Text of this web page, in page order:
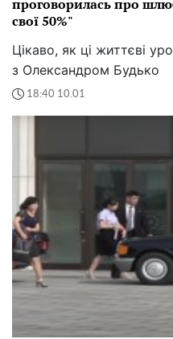
проговорилась про
свої 50%"
Цікаво, як ці життєві
з Олександром Будько
18:40 10.01